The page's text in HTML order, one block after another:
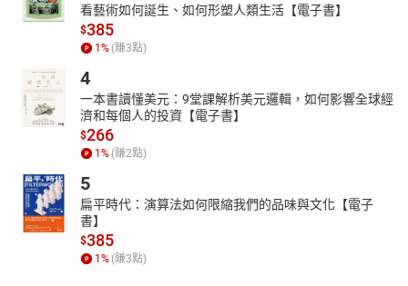
看藝術如何誕生、如何形塑人類生活【電子書】
$385
1 % (賺3點)
4
一本書讀懂美元：9堂課解析美元邏輯，如何影響全球經
濟和每個人的投資【電子書】
$266
1 % (賺2點)
5
扁平時代：演算法如何限縮我們的品味與文化【電子
書】
$385
1 % (賺3點)